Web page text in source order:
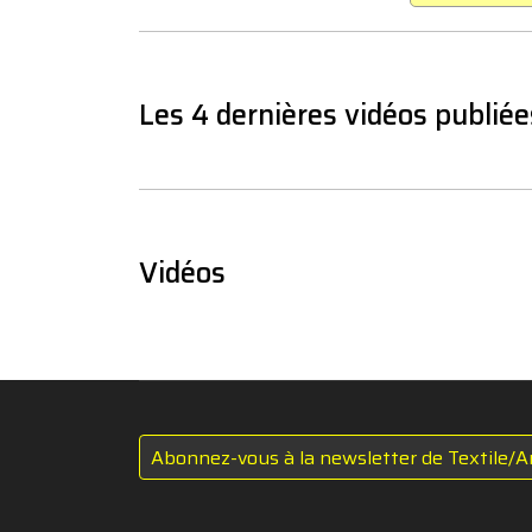
Les 4 dernières vidéos
Vidéos
Abonnez-vous à la newsletter de Textile/